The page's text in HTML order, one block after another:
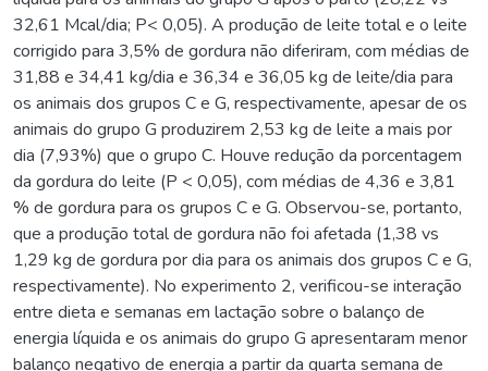
32,61 Mcal/dia; P< 0,05). A produção de leite total e o leite
corrigido para 3,5% de gordura não diferiram, com médias de
31,88 e 34,41 kg/dia e 36,34 e 36,05 kg de leite/dia para
os animais dos grupos C e G, respectivamente, apesar de os
animais do grupo G produzirem 2,53 kg de leite a mais por
dia (7,93%) que o grupo C. Houve redução da porcentagem
da gordura do leite (P < 0,05), com médias de 4,36 e 3,81
% de gordura para os grupos C e G. Observou-se, portanto,
que a produção total de gordura não foi afetada (1,38 vs
1,29 kg de gordura por dia para os animais dos grupos C e G,
respectivamente). No experimento 2, verificou-se interação
entre dieta e semanas em lactação sobre o balanço de
energia líquida e os animais do grupo G apresentaram menor
balanço negativo de energia a partir da quarta semana de